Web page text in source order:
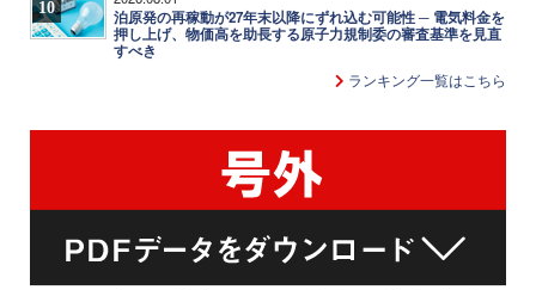
10
泊原発の再稼動が27年末以降にずれ込む可能性 ─ 電気料金を
押し上げ、物価高を助長する原子力規制委の審査基準を見直
すべき
ランキング一覧はこちら